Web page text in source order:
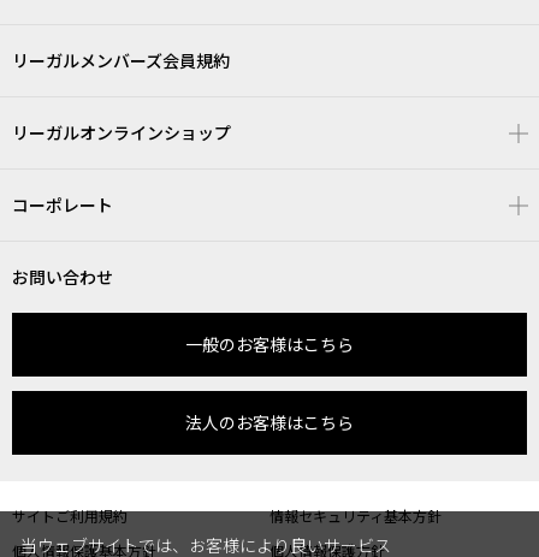
リーガルメンバーズ会員規約
リーガルオンラインショップ
コーポレート
お問い合わせ
一般のお客様はこちら
法人のお客様はこちら
サイトご利用規約
情報セキュリティ基本方針
個人情報保護基本方針
個人情報保護方針
当ウェブサイトでは、お客様により良いサービス